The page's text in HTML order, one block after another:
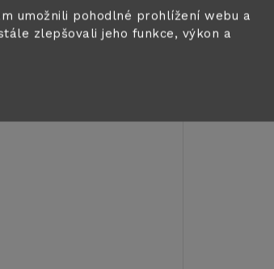
umožnili pohodlné prohlížení webu a
zlepšovali jeho funkce, výkon a
čerpadlo COMET
10 l/min pro 12V
Energeticky úsporná
Ponorné
s napětím
0,55 bar.
s